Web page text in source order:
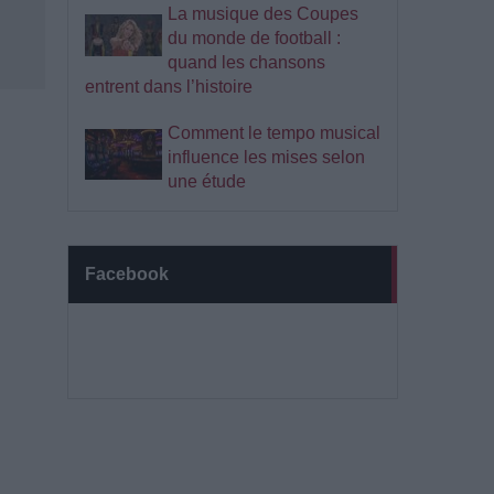
La musique des Coupes
du monde de football :
quand les chansons
entrent dans l’histoire
Comment le tempo musical
influence les mises selon
une étude
Facebook